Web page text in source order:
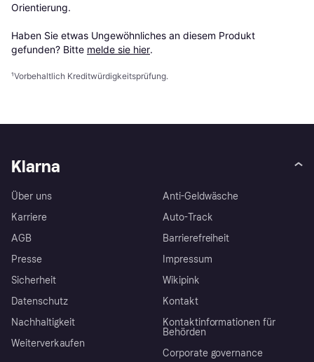
Orientierung.
Haben Sie etwas Ungewöhnliches an diesem Produkt
gefunden? Bitte melde sie hier.
¹Vorbehaltlich Kreditwürdigkeitsprüfung.
Klarna
Über uns
Karriere
AGB
Presse
Sicherheit
Datenschutz
Nachhaltigkeit
Weiterverkaufen
Anti-Geldwäsche
Auto-Track
Barrierefreiheit
Impressum
Wikipink
Kontakt
Kontaktinformationen für
Behörden
Corporate governance